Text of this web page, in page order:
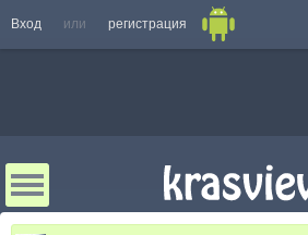
Вход или регистрация